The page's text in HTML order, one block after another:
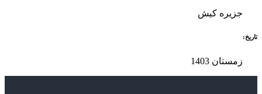
جزیره کیش
تاریخ:
زمستان 1403